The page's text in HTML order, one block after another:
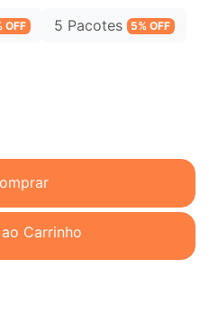
OFF 5 Pacotes 5% OFF
Carrinho